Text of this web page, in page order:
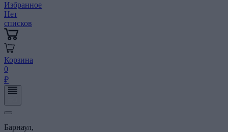
Избранное
Нет
списков
Корзина
0
₽
Барнаул,